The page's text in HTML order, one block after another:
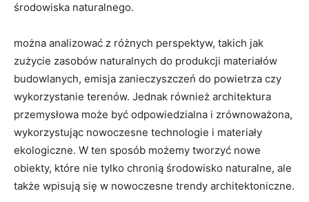
środowiska naturalnego.
można analizować z różnych perspektyw, takich jak
zużycie zasobów naturalnych do produkcji materiałów
budowlanych, emisja zanieczyszczeń do powietrza czy
wykorzystanie terenów. Jednak również architektura
przemysłowa może być odpowiedzialna i zrównoważona,
wykorzystując nowoczesne technologie i materiały
ekologiczne. W ten sposób możemy tworzyć nowe
obiekty, które nie tylko chronią środowisko naturalne, ale
także wpisują się w nowoczesne trendy architektoniczne.